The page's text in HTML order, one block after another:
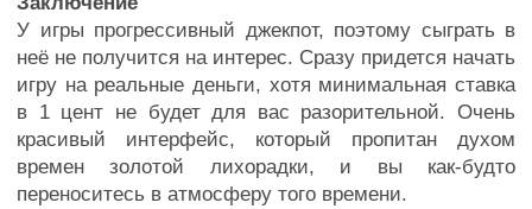
У игры прогрессивный джекпот, поэтому сыграть в
неё не получится на интерес. Сразу придется начать
игру на реальные деньги, хотя минимальная ставка
в 1 цент не будет для вас разорительной. Очень
красивый интерфейс, который пропитан духом
времен золотой лихорадки, и вы как-будто
переноситесь в атмосферу того времени.